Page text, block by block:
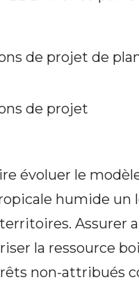
de projet de
de projet
évoluer le
humide un
Assurer
la ressource
non-attribués